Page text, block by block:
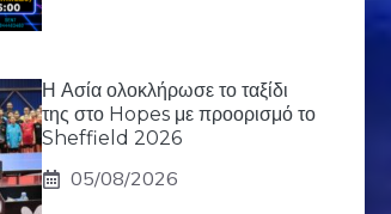
Η Ασία ολοκλήρωσε το ταξίδι
της στο Hopes με προορισμό το
Sheffield 2026
05/08/2026